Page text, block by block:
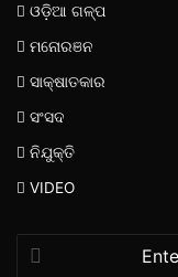
ଓଡ଼ିଆ ଗଳ୍ପ
ମନୋରଞନ
ସାକ୍ଷାତକାର
ସଂସଦ
ନିଯୁକ୍ତି
VIDEO
your